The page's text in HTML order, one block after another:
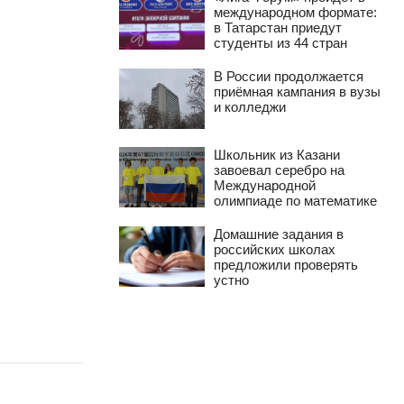
международном формате:
в Татарстан приедут
студенты из 44 стран
В России продолжается
приёмная кампания в вузы
и колледжи
Школьник из Казани
завоевал серебро на
Международной
олимпиаде по математике
Домашние задания в
российских школах
предложили проверять
устно